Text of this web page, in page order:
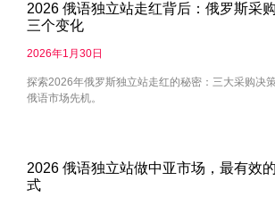
2026 俄语独立站走红背后：俄罗斯采
三个变化
2026年1月30日
探索2026年俄罗斯独立站走红的秘密：三大采购决
俄语市场先机。
2026 俄语独立站做中亚市场，最有效
式